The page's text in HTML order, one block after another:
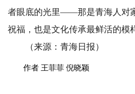
者眼底的光里——那是青海人对
祝福，也是文化传承最鲜活的模
（来源：青海日报）
作者 王菲菲 倪晓颖